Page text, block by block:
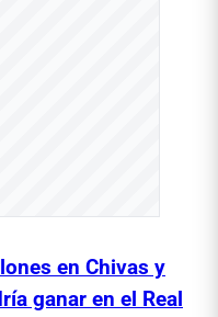
en Chivas y
ganar en el Real